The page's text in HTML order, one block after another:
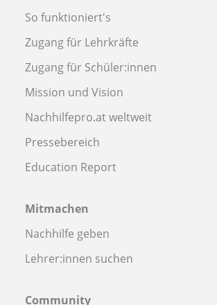
So funktioniert's
Zugang für Lehrkräfte
Zugang für Schüler:innen
Mission und Vision
Nachhilfepro.at weltweit
Pressebereich
Education Report
Mitmachen
Nachhilfe geben
Lehrer:innen suchen
Community